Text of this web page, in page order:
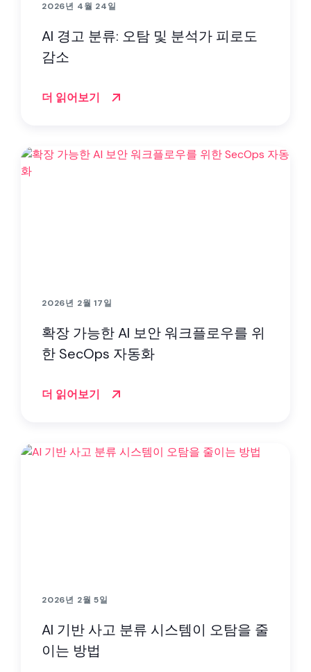
2026년 4월 24일
AI 경고 분류: 오탐 및 분석가 피로도
감소
더 읽어보기
2026년 2월 17일
확장 가능한 AI 보안 워크플로우를 위
한 SecOps 자동화
더 읽어보기
2026년 2월 5일
AI 기반 사고 분류 시스템이 오탐을 줄
이는 방법